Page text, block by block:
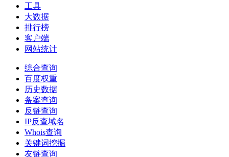
工具
大数据
排行榜
客户端
网站统计
综合查询
百度权重
历史数据
备案查询
反链查询
IP反查域名
Whois查询
关键词挖掘
友链查询